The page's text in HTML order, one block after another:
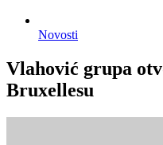
Novosti
Vlahović grupa
Bruxellesu